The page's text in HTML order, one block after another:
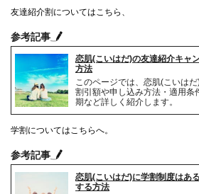
友達紹介割についてはこちら、
参考記事
恋肌(こいはだ)の友達紹介キャ
方法
このページでは、恋肌(こいは
割引額や申し込み方法・適用条
期など詳しく紹介します。
学割についてはこちらへ。
参考記事
恋肌(こいはだ)に学割制度はあ
する方法